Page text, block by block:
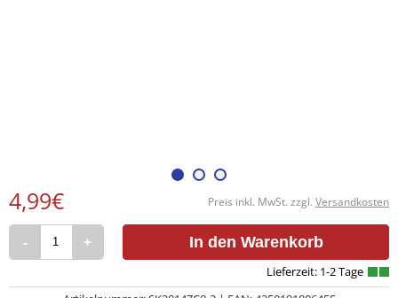
Preis inkl. MwSt. zzgl. Versandkosten
4,99€
- + In den Warenkorb